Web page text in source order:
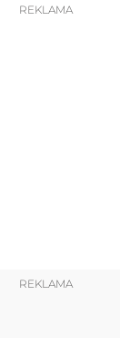
REKLAMA
REKLAMA